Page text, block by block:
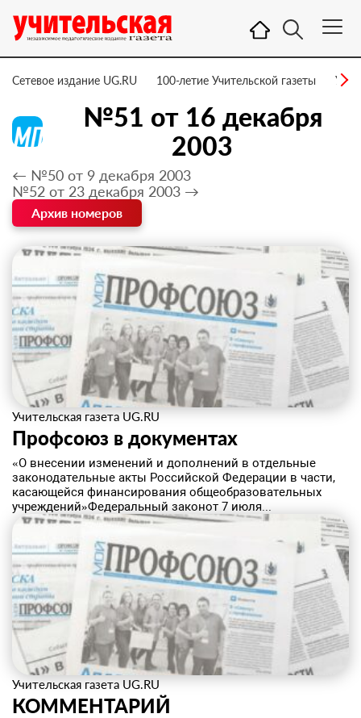
Сетевое издание UG.RU 100-летие Учительской газеты УГ –
№51 от 16 декабря
2003
← №50 от 9 декабря 2003
№52 от 23 декабря 2003 →
Архив номеров
Учительская газета UG.RU
Профсоюз в документах
«О внесении изменений и дополнений в отдельные
законодательные акты Российской Федерации в части,
касающейся финансирования общеобразовательных
учреждений»Федеральный законот 7 июля...
Учительская газета UG.RU
КОММЕНТАРИЙ